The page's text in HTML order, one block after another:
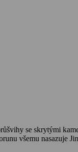
se skrytými
všemu nasazuje